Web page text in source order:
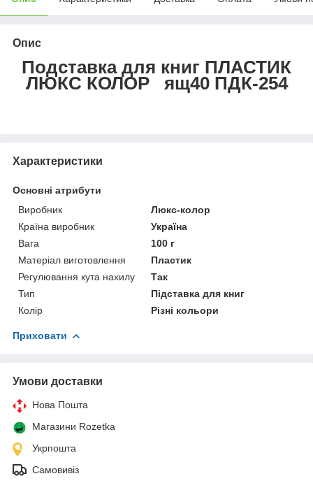
Опис
Подставка для книг ПЛАСТИК
ЛЮКС КОЛОР ящ40 ПДК-254
Характеристики
Основні атрибути
Виробник
Люкс-колор
Країна виробник
Україна
Вага
100 г
Матеріал виготовлення
Пластик
Регулювання кута нахилу
Так
Тип
Підставка для книг
Колір
Різні кольори
Приховати
Умови доставки
Нова Пошта
Магазини Rozetka
Укрпошта
Самовивіз